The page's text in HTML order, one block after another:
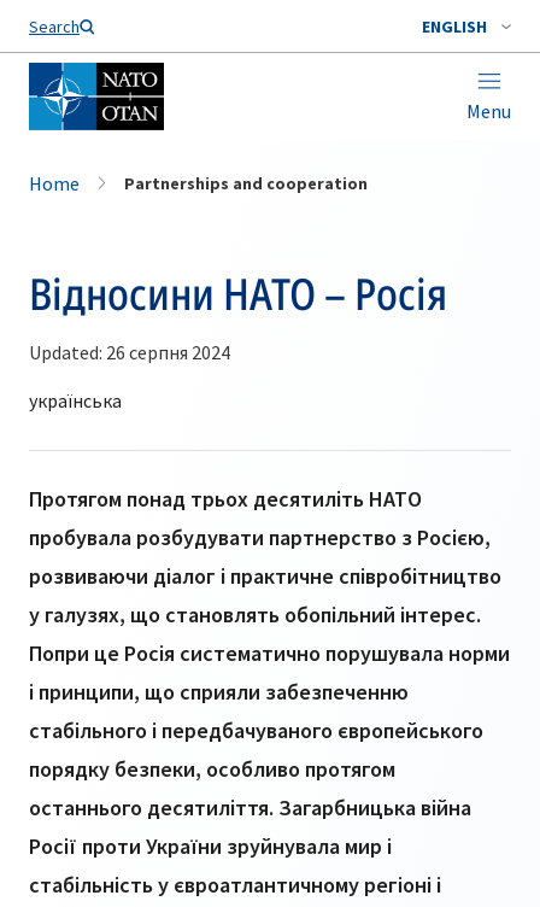
Search ENGLISH
Menu
Home Partnerships and cooperation
Відносини НАТО – Росія
Updated: 26 серпня 2024
Протягом понад трьох десятиліть НАТО
пробувала розбудувати партнерство з Росією,
розвиваючи діалог і практичне співробітництво
у галузях, що становлять обопільний інтерес.
Попри це Росія систематично порушувала норми
і принципи, що сприяли забезпеченню
стабільного і передбачуваного європейського
порядку безпеки, особливо протягом
останнього десятиліття. Загарбницька війна
Росії проти України зруйнувала мир і
стабільність у євроатлантичному регіоні і